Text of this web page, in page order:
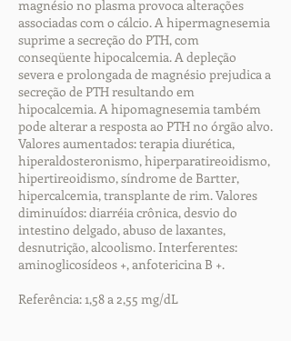
magnésio no plasma provoca alterações
associadas com o cálcio. A hipermagnesemia
suprime a secreção do PTH, com
conseqüente hipocalcemia. A depleção
severa e prolongada de magnésio prejudica a
secreção de PTH resultando em
hipocalcemia. A hipomagnesemia também
pode alterar a resposta ao PTH no órgão alvo.
Valores aumentados: terapia diurética,
hiperaldosteronismo, hiperparatireoidismo,
hipertireoidismo, síndrome de Bartter,
hipercalcemia, transplante de rim. Valores
diminuídos: diarréia crônica, desvio do
intestino delgado, abuso de laxantes,
desnutrição, alcoolismo. Interferentes:
aminoglicosídeos +, anfotericina B +.
Referência: 1,58 a 2,55 mg/dL